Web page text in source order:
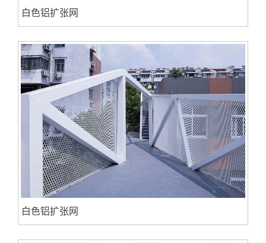
白色铝扩张网
白色铝扩张网